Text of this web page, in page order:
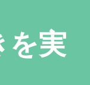
を実